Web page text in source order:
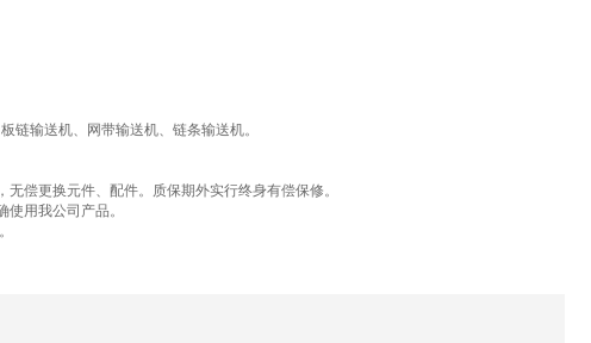
链输送机、网带输送机、链条输送机。
偿更换元件、配件。质保期外实行终身有偿保修。
用我公司产品。